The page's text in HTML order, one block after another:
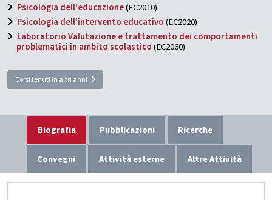
Psicologia dell'educazione(EC2010)
Psicologia dell'intervento educativo(EC2020)
Laboratorio Valutazione e trattamento dei comportamenti
problematici in ambito scolastico(EC2060)
Corsi tenuti in altri anni
Biografia Pubblicazioni Ricerche
Convegni Attività esterne Altre Attività